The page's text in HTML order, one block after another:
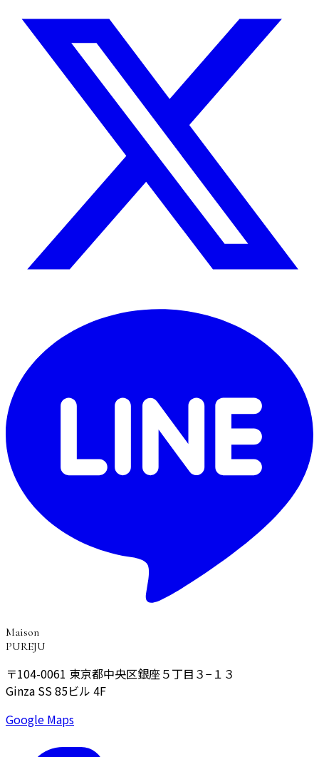
Maison
PUREJU
〒104-0061 東京都中央区銀座５丁目３−１３
Ginza SS 85ビル 4F
Google Maps